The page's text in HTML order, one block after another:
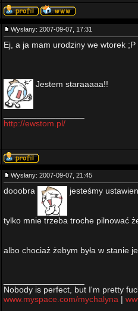
Wysłany: 2007-09-07, 17:31
Ej, a ja mam urodziny we wtorek
Jestem staraaaaa!!
http://ewstom.pl/
Wysłany: 2007-09-07, 21:45
dooobra jesteśmy
tylko mnie trzeba troche pilnować
albo chociaż żebym była w stanie
Nobody is perfect, but I'm pretty
www.myspace.com/mychalyna |